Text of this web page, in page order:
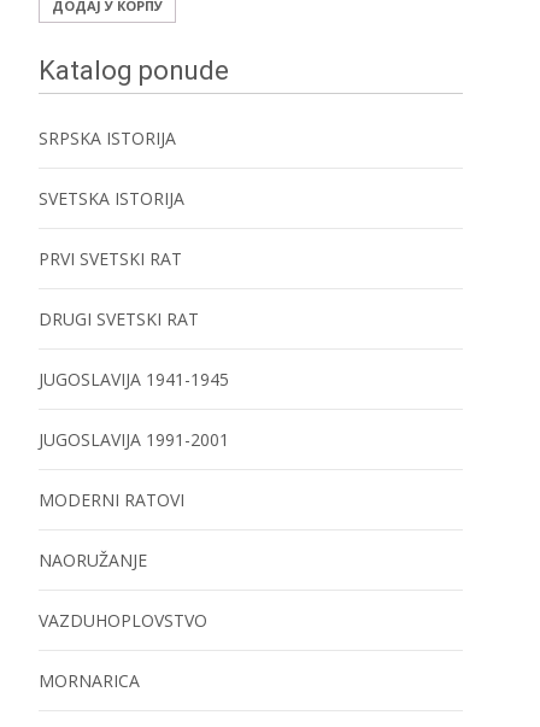
ДОДАЈ У КОРПУ
Katalog ponude
SRPSKA ISTORIJA
SVETSKA ISTORIJA
PRVI SVETSKI RAT
DRUGI SVETSKI RAT
JUGOSLAVIJA 1941-1945
JUGOSLAVIJA 1991-2001
MODERNI RATOVI
NAORUŽANJE
VAZDUHOPLOVSTVO
MORNARICA